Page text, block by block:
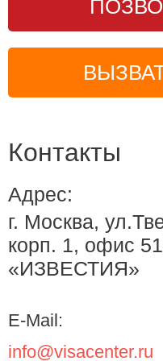
Контакты
Адрес:
г. Москва,
корп. 1, офис
«ИЗВЕСТИЯ»
E-Mail:
info@visacenter.ru